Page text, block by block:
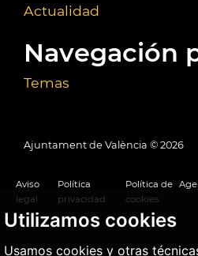
Utilizamos cookies
Usamos cookies y otras
Actualidad
Navegación
Temas
Ajuntament de València © 2026
Aviso
legal
Política
privacidad
Política de
cookies